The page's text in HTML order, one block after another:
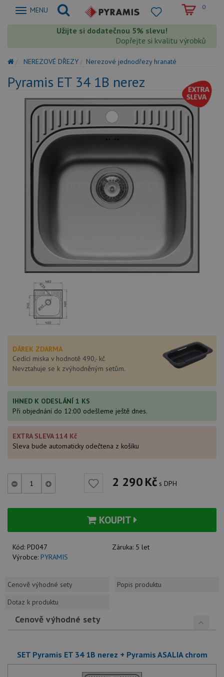
Zobrazit
MENU 0
Užijte si dodatečnou 5% slevu!
Dopřejte si kvalitu výrobků
NEREZOVÉ DŘEZY Nerezové jednodřezy hranaté
Pyramis ET 34 1B nerez
DÁREK ZDARMA
Cedící miska v hodnotě 490,- kč
Nevztahuje se k zvýhodněným setům.
IHNED K ODESLÁNÍ 1 KS
Při objednání do 12:00 odešleme ještě dnes.
EXTRA SLEVA 114 Kč
Sleva bude automaticky odečtena z košíku
2 290Kč s DPH
KOUPIT
Kód: PD047 Záruka: 5 let
Výrobce: PYRAMIS
Cenově výhodné sety
Popis produktu
Dotaz k produktu
Cenově výhodné sety
SET Pyramis ET 34 1B nerez + Pyramis ASALIA chrom